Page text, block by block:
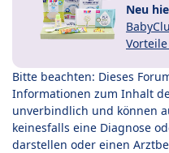
Neu
Vorteile
Bitte beachten: Dieses
Informationen zum Inhalt
unverbindlich und können
keinesfalls eine Diagnose
darstellen oder einen